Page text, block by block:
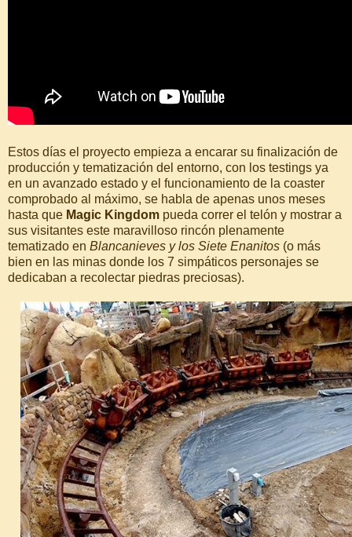
Estos días el proyecto empieza a encarar su finalización de
producción y tematización del entorno, con los testings ya
en un avanzado estado y el funcionamiento de la coaster
comprobado al máximo, se habla de apenas unos meses
hasta que Magic Kingdom pueda correr el telón y mostrar a
sus visitantes este maravilloso rincón plenamente
tematizado en Blancanieves y los Siete Enanitos (o más
bien en las minas donde los 7 simpáticos personajes se
dedicaban a recolectar piedras preciosas).